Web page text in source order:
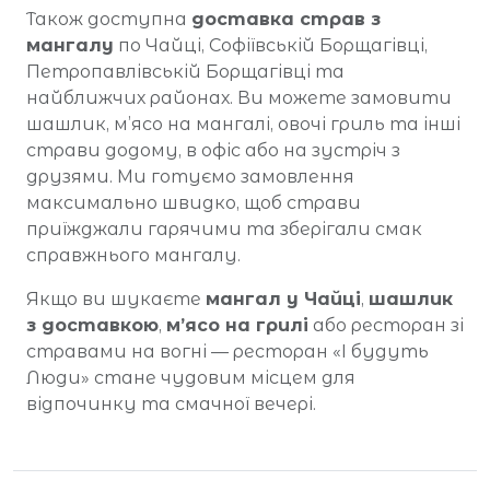
Також доступна доставка страв з
мангалу по Чайці, Софіївській Борщагівці,
Петропавлівській Борщагівці та
найближчих районах. Ви можете замовити
шашлик, м’ясо на мангалі, овочі гриль та інші
страви додому, в офіс або на зустріч з
друзями. Ми готуємо замовлення
максимально швидко, щоб страви
приїжджали гарячими та зберігали смак
справжнього мангалу.
Якщо ви шукаєте мангал у Чайці, шашлик
з доставкою, м’ясо на грилі або ресторан зі
стравами на вогні — ресторан «І будуть
Люди» стане чудовим місцем для
відпочинку та смачної вечері.